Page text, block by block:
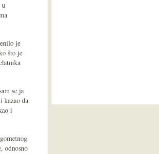
u
je
što je
se ja
kazao da
i
odnosno